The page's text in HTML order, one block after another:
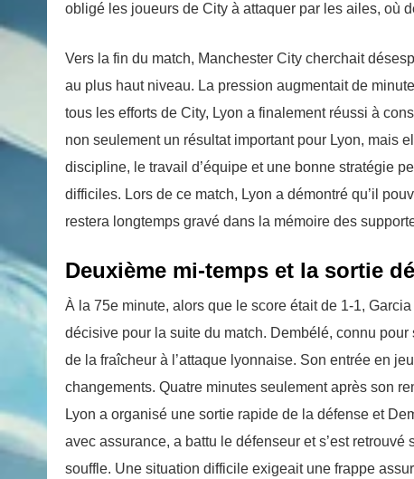
obligé les joueurs de City à attaquer par les ailes, où
Vers la fin du match, Manchester City cherchait
au plus haut niveau. La pression augmentait de
tous les efforts de City, Lyon a finalement réussi à
non seulement un résultat important pour Lyon, mais
discipline, le travail d’équipe et une bonne stratégie
difficiles. Lors de ce match, Lyon a démontré qu’il
restera longtemps gravé dans la mémoire des
Deuxième mi-temps et la sortie
À la 75e minute, alors que le score était de 1-1,
décisive pour la suite du match. Dembélé, connu
de la fraîcheur à l’attaque lyonnaise. Son entrée en
changements. Quatre minutes seulement après son
Lyon a organisé une sortie rapide de la défense et
avec assurance, a battu le défenseur et s’est
souffle. Une situation difficile exigeait une frappe